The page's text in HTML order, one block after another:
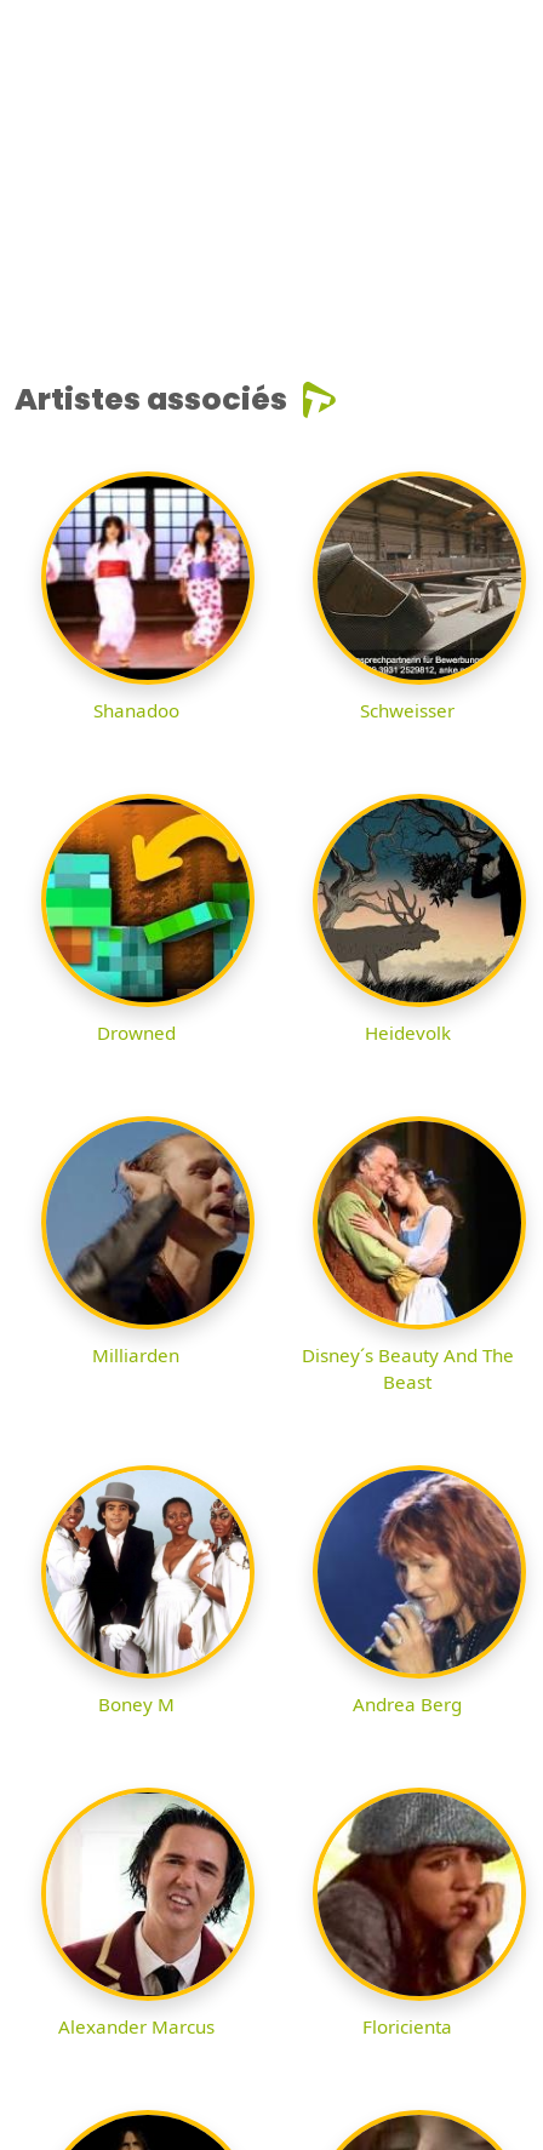
Artistes associés
Shanadoo Schweisser
Drowned Heidevolk
Milliarden
Disney´s Beauty And The
Beast
Boney M Andrea Berg
Alexander Marcus Floricienta